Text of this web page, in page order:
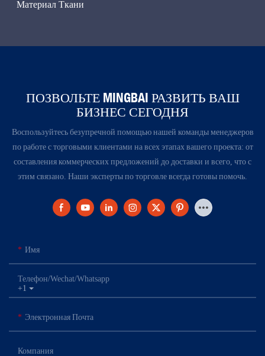
Материал Ткани
ПОЗВОЛЬТЕ MINGBAI РАЗВИТЬ ВАШ
БИЗНЕС СЕГОДНЯ
Воспользуйтесь безупречной помощью нашей команды менеджеров
по работе с торговыми клиентами на всех этапах вашего проекта: от
составления коммерческих предложений до доставки и всего, что с
этим связано. Наши эксперты по торговле всегда готовы помочь.
Имя
+1
Телефон/Wechat/Whatsapp
Электронная Почта
Компания